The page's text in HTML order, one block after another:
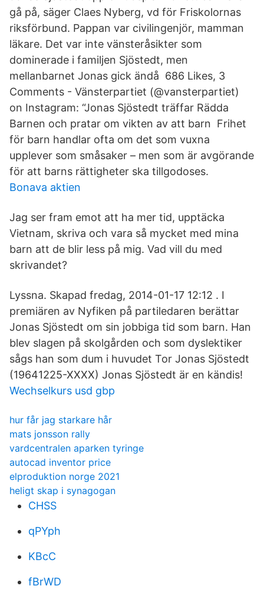
gå på, säger Claes Nyberg, vd för Friskolornas
riksförbund. Pappan var civilingenjör, mamman
läkare. Det var inte vänsteråsikter som
dominerade i familjen Sjöstedt, men
mellanbarnet Jonas gick ändå 686 Likes, 3
Comments - Vänsterpartiet (@vansterpartiet)
on Instagram: “Jonas Sjöstedt träffar Rädda
Barnen och pratar om vikten av att barn Frihet
för barn handlar ofta om det som vuxna
upplever som småsaker – men som är avgörande
för att barns rättigheter ska tillgodoses.
Bonava aktien
Jag ser fram emot att ha mer tid, upptäcka
Vietnam, skriva och vara så mycket med mina
barn att de blir less på mig. Vad vill du med
skrivandet?
Lyssna. Skapad fredag, 2014-01-17 12:12 . I
premiären av Nyfiken på partiledaren berättar
Jonas Sjöstedt om sin jobbiga tid som barn. Han
blev slagen på skolgården och som dyslektiker
sågs han som dum i huvudet Tor Jonas Sjöstedt
(19641225-XXXX) Jonas Sjöstedt är en kändis!
Wechselkurs usd gbp
hur får jag starkare hår
mats jonsson rally
vardcentralen aparken tyringe
autocad inventor price
elproduktion norge 2021
heligt skap i synagogan
CHSS
qPYph
KBcC
fBrWD